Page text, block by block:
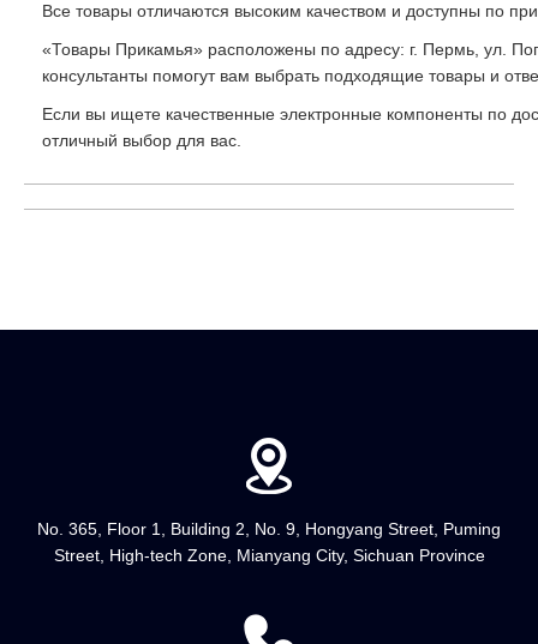
Все товары отличаются высоким качеством и доступны по
«Товары Прикамья» расположены по адресу: г. Пермь, ул.
консультанты помогутвам выбрать подходящие товары и
Если вы ищете качественные электронные компоненты по
отличный выбор для вас.
No. 365, Floor 1, Building 2, No. 9, Hongyang Street, Puming
Street, High-tech Zone, Mianyang City, Sichuan Province